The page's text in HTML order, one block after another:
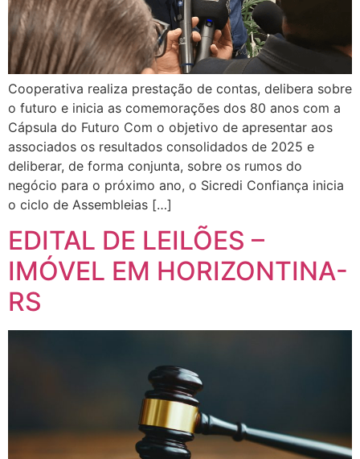
Cooperativa realiza prestação de contas, delibera sobre
o futuro e inicia as comemorações dos 80 anos com a
Cápsula do Futuro Com o objetivo de apresentar aos
associados os resultados consolidados de 2025 e
deliberar, de forma conjunta, sobre os rumos do
negócio para o próximo ano, o Sicredi Confiança inicia
o ciclo de Assembleias […]
EDITAL DE LEILÕES –
IMÓVEL EM HORIZONTINA-
RS